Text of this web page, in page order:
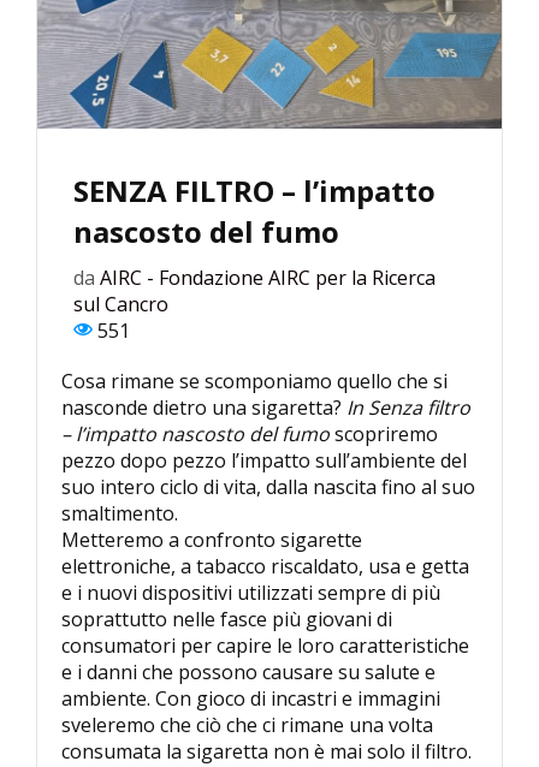
SENZA FILTRO – l’impatto
nascosto del fumo
da AIRC - Fondazione AIRC per la Ricerca
sul Cancro
551
Cosa rimane se scomponiamo quello che si
nasconde dietro una sigaretta? In Senza filtro
– l’impatto nascosto del fumoscopriremo
pezzo dopo pezzo l’impatto sull’ambiente del
suo intero ciclo di vita, dalla nascita fino al suo
smaltimento.
Metteremo a confronto sigarette
elettroniche, a tabacco riscaldato, usa e getta
e i nuovi dispositivi utilizzati sempre di più
soprattutto nelle fasce più giovani di
consumatori per capire le loro caratteristiche
e i danni che possono causare su salute e
ambiente. Con gioco di incastri e immagini
sveleremo che ciò che ci rimane una volta
consumata la sigaretta non è mai solo il filtro.